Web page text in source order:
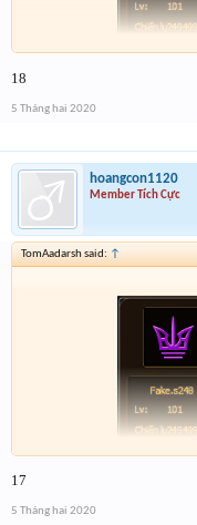
18
5 Tháng hai 2020
hoangcon1120
Member Tích Cực
TomAadarsh said: ↑
17
5 Tháng hai 2020